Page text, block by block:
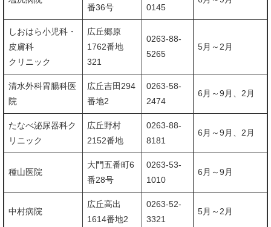
番36号
0145
しおはら小児科・
皮膚科
クリニック
広丘郷原
1762番地
321
0263-88-
5265
5月～2月
清水外科胃腸科医
院
広丘吉田294
番地2
0263-58-
2474
6月～9月、2月
たなべ泌尿器科ク
リニック
広丘野村
2152番地
0263-88-
8181
6月～9月、2月
種山医院
大門五番町6
番28号
0263-53-
1010
6月～9月
中村病院
広丘高出
1614番地2
0263-52-
3321
5月～2月